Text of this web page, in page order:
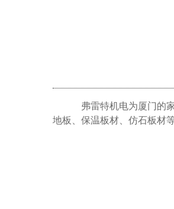
弗雷特机电为厦门的
地板、保温板材、仿石板材等